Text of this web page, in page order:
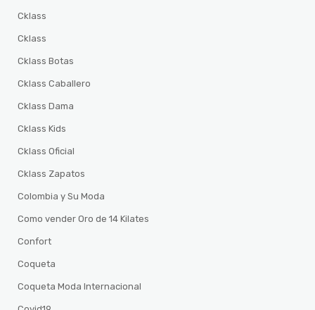
Cklass
Cklass
Cklass Botas
Cklass Caballero
Cklass Dama
Cklass Kids
Cklass Oficial
Cklass Zapatos
Colombia y Su Moda
Como vender Oro de 14 Kilates
Confort
Coqueta
Coqueta Moda Internacional